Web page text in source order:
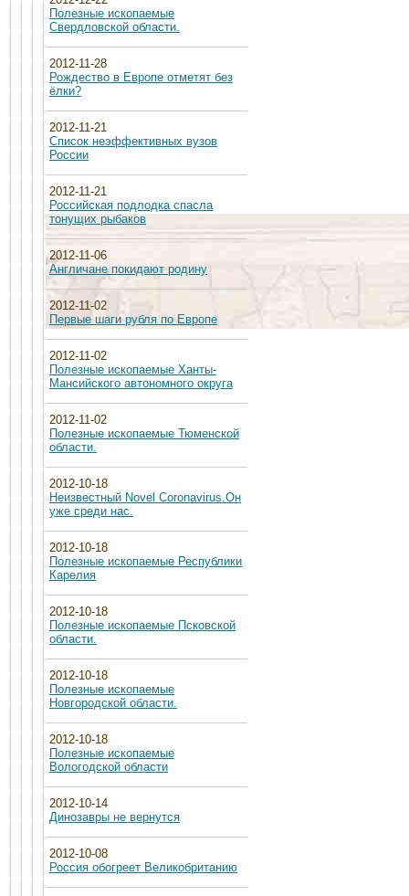
Полезные ископаемые
Свердловской области.
2012-11-28
Рождество в Европе отметят без
ёлки?
2012-11-21
Список неэффективных вузов
России
2012-11-21
Российская подлодка спасла
тонущих рыбаков
2012-11-06
Англичане покидают родину
2012-11-02
Первые шаги рубля по Европе
2012-11-02
Полезные ископаемые Ханты-
Мансийского автономного округа
2012-11-02
Полезные ископаемые Тюменской
области.
2012-10-18
Неизвестный Novel Coronavirus.Он
уже среди нас.
2012-10-18
Полезные ископаемые Республики
Карелия
2012-10-18
Полезные ископаемые Псковской
области.
2012-10-18
Полезные ископаемые
Новгородской области.
2012-10-18
Полезные ископаемые
Вологодской области
2012-10-14
Динозавры не вернутся
2012-10-08
Россия обогреет Великобританию